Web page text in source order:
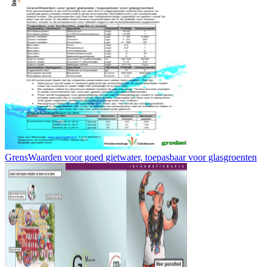
GrensWaarden voor goed gietwater, toepasbaar voor glasgroenten